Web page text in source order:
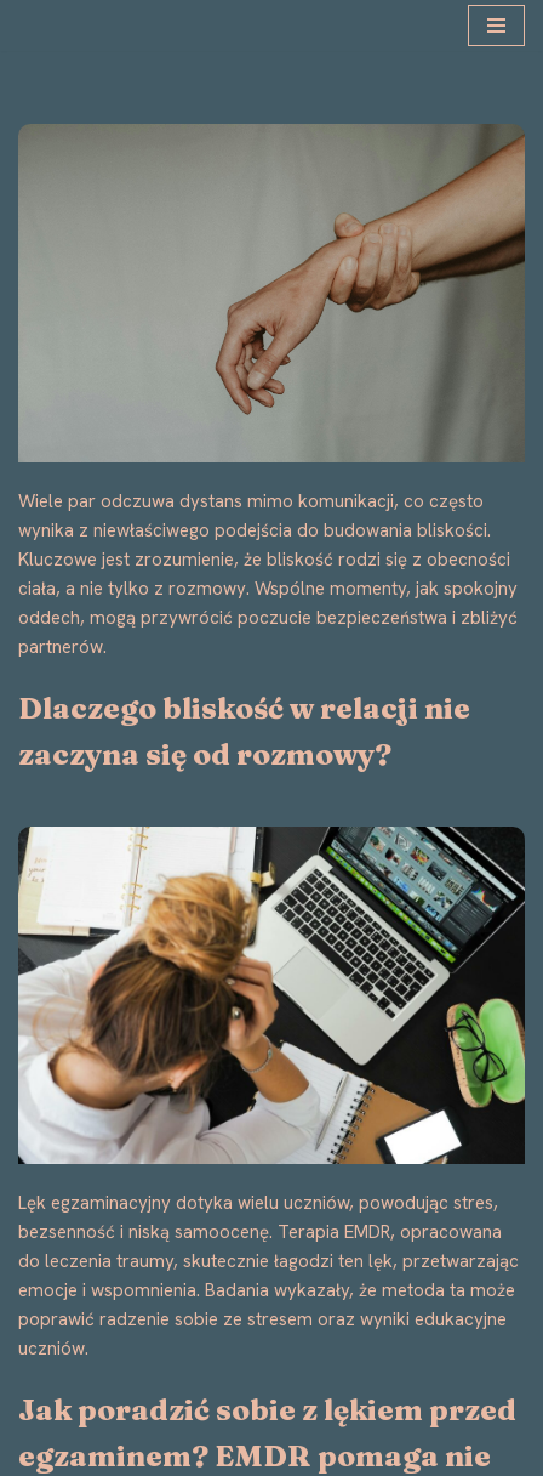
treści
Wiele par odczuwa dystans mimo komunikacji, co często
wynika z niewłaściwego podejścia do budowania bliskości.
Kluczowe jest zrozumienie, że bliskość rodzi się z obecności
ciała, a nie tylko z rozmowy. Wspólne momenty, jak spokojny
oddech, mogą przywrócić poczucie bezpieczeństwa i zbliżyć
partnerów.
Dlaczego bliskość w relacji nie
zaczyna się od rozmowy?
Lęk egzaminacyjny dotyka wielu uczniów, powodując stres,
bezsenność i niską samoocenę. Terapia EMDR, opracowana
do leczenia traumy, skutecznie łagodzi ten lęk, przetwarzając
emocje i wspomnienia. Badania wykazały, że metoda ta może
poprawić radzenie sobie ze stresem oraz wyniki edukacyjne
uczniów.
Jak poradzić sobie z lękiem przed
egzaminem? EMDR pomaga nie